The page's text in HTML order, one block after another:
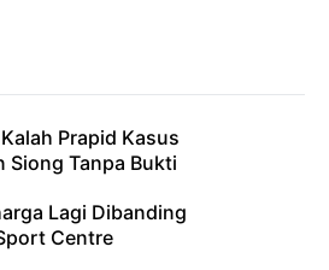
Prapid Kasus
Siong Tanpa Bukti
Lagi Dibanding
Centre